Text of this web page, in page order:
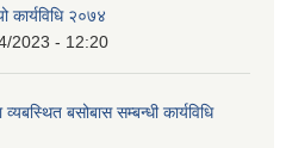
कार्यविधि २०७४
2023 - 12:20
बसोबास सम्बन्धी कार्यविधि